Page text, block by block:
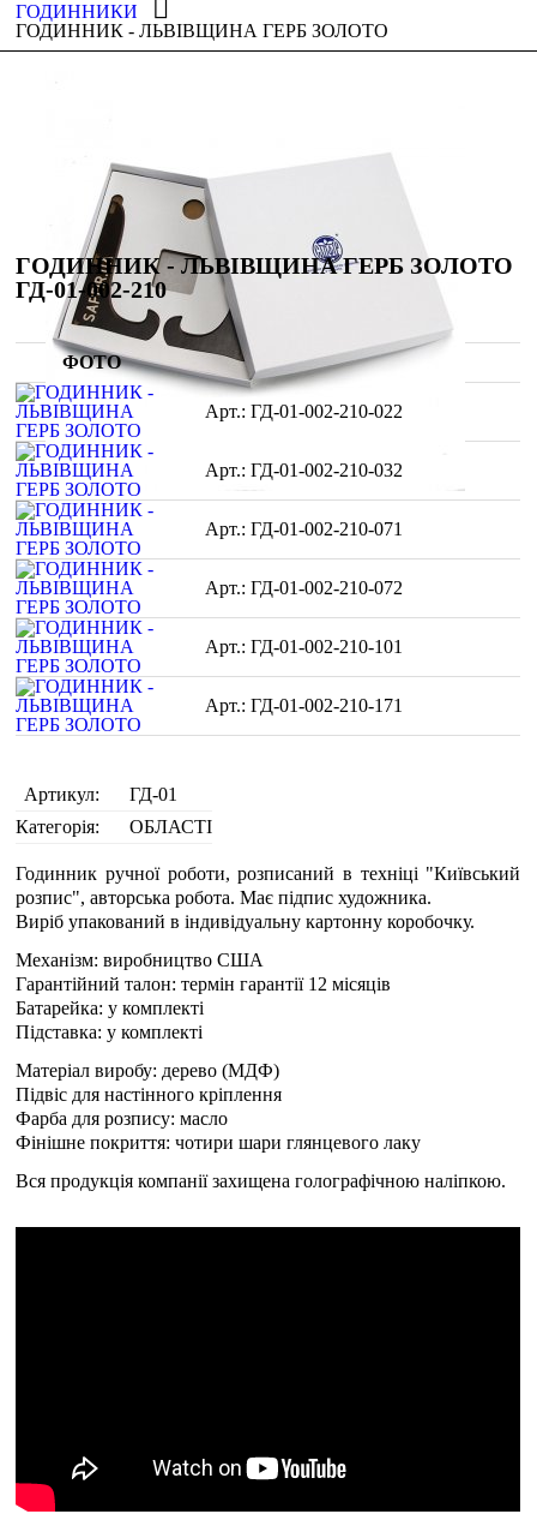
ГОДИННИКИ
ГОДИННИК - ЛЬВІВЩИНА ГЕРБ ЗОЛОТО
ГОДИННИК - ЛЬВІВЩИНА ГЕРБ ЗОЛОТО
ГД-01-002-210
ФОТО
ГД-01-002-210-022
ГД-01-002-210-032
ГД-01-002-210-071
ГД-01-002-210-072
ГД-01-002-210-101
ГД-01-002-210-171
Артикул:
ГД-01
Категорія:
ОБЛАСТІ
Годинник ручної роботи, розписаний в техніці "Київський
розпис", авторська робота. Має підпис художника.
Виріб упакований в індивідуальну картонну коробочку.
Механізм: виробництво США
Гарантійний талон: термін гарантії 12 місяців
Батарейка: у комплекті
Підставка: у комплекті
Матеріал виробу: дерево (МДФ)
Підвіс для настінного кріплення
Фарба для розпису: масло
Фінішне покриття: чотири шари глянцевого лаку
Вся продукція компанії захищена голографічною наліпкою.